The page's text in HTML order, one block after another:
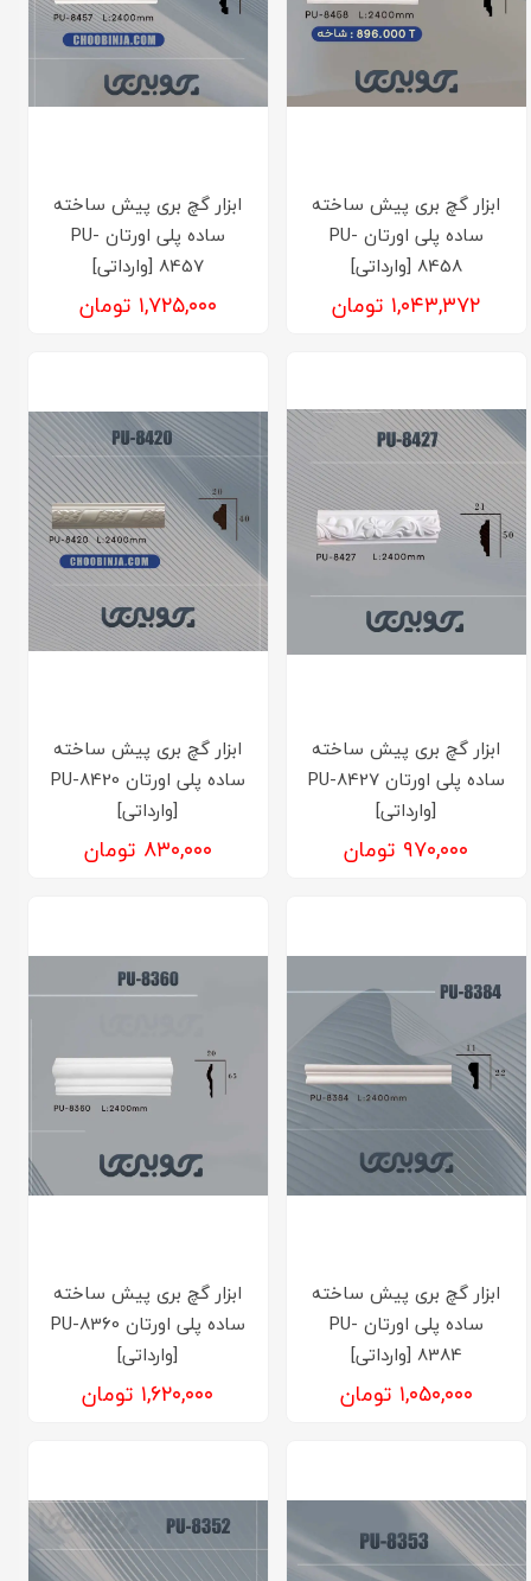
ابزار گچ بری پیش ساخته
ساده پلی اورتان PU-
8458 [وارداتی]
۱,۰۴۳,۳۷۲ تومان
ابزار گچ بری پیش ساخته
ساده پلی اورتان PU-
8457 [وارداتی]
۱,۷۲۵,۰۰۰ تومان
ابزار گچ بری پیش ساخته
ساده پلی اورتان PU-8427
[وارداتی]
۹۷۰,۰۰۰ تومان
ابزار گچ بری پیش ساخته
ساده پلی اورتان PU-8420
[وارداتی]
۸۳۰,۰۰۰ تومان
ابزار گچ بری پیش ساخته
ساده پلی اورتان PU-
8384 [وارداتی]
۱,۰۵۰,۰۰۰ تومان
ابزار گچ بری پیش ساخته
ساده پلی اورتان PU-8360
[وارداتی]
۱,۶۲۰,۰۰۰ تومان